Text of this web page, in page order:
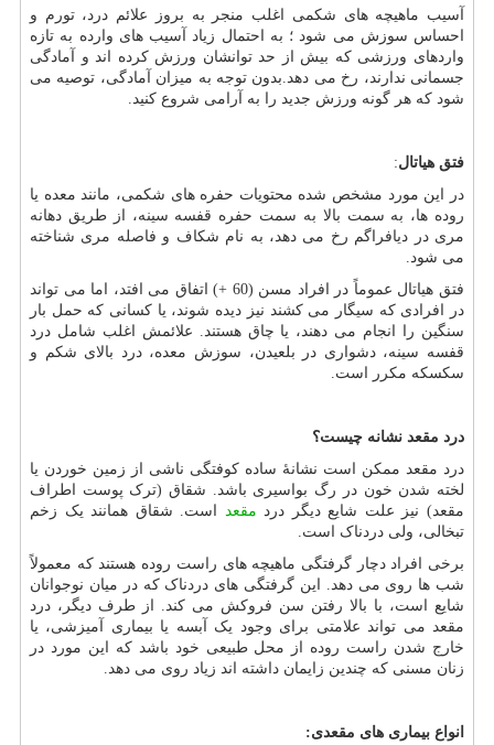
آسیب ماهیچه های شکمی اغلب منجر به بروز علائم درد، تورم و
احساس سوزش می شود ؛ به احتمال زیاد آسیب های وارده به تازه
واردهای ورزشی که بیش از حد توانشان ورزش کرده اند و آمادگی
جسمانی ندارند، رخ می دهد.بدون توجه به میزان آمادگی، توصیه می
شود که هر گونه ورزش جدید را به آرامی شروع کنید.
فتق هیاتال:
در این مورد مشخص شده محتویات حفره های شکمی، مانند معده یا
روده ها، به سمت بالا به سمت حفره قفسه سینه، از طریق دهانه
مری در دیافراگم رخ می دهد، به نام شکاف و فاصله مری شناخته
می شود.
فتق هیاتال عموماً در افراد مسن (60 +) اتفاق می افتد، اما می تواند
در افرادی که سیگار می کشند نیز دیده شوند، یا کسانی که حمل بار
سنگین را انجام می دهند، یا چاق هستند. علائمش اغلب شامل درد
قفسه سینه، دشواری در بلعیدن، سوزش معده، درد بالای شکم و
سکسکه مکرر است.
درد مقعد نشانه چیست؟
درد مقعد ممکن است نشانهٔ ساده کوفتگی ناشی از زمین خوردن یا
لخته شدن خون در رگ بواسیری باشد. شقاق (ترک پوست اطراف
مقعد) نیز علت شایع دیگر درد مقعد
است. شقاق همانند یک زخم
تبخالی، ولی دردناک است.
برخی افراد دچار گرفتگی ماهیچه های راست روده هستند که معمولاً
شب ها روی می دهد. این گرفتگی های دردناک که در میان نوجوانان
شایع است، با بالا رفتن سن فروکش می کند. از طرف دیگر، درد
مقعد می تواند علامتی برای وجود یک آبسه یا بیماری آمیزشی، یا
خارج شدن راست روده از محل طبیعی خود باشد که این مورد در
زنان مسنی که چندین زایمان داشته اند زیاد روی می دهد.
انواع بیماری های مقعدی: